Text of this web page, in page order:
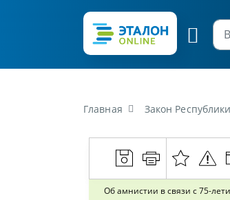
Главная Закон
Об амнистии в связи с 75-